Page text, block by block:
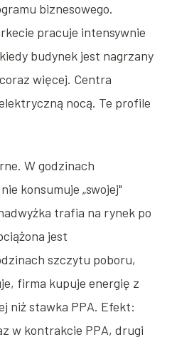
biznesowego.
pracuje intensywnie
budynek jest nagrzany
więcej. Centra
nocą. Te profile
W godzinach
konsumuje „swojej"
trafia na rynek po
jest
szczytu poboru,
firma kupuje energię z
niż stawka PPA. Efekt:
w kontrakcie PPA, drugi